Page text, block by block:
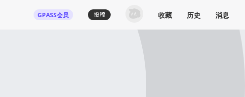
GPASS会员 收藏 历史 消息